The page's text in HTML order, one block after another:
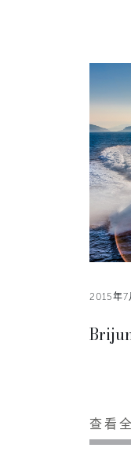
2015年7
查看